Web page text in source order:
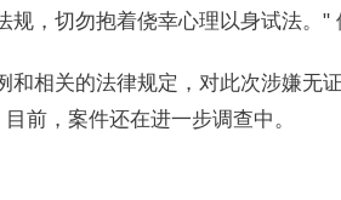
，切勿抱着侥幸心理以身试法。"
和相关的法律规定，对此次涉嫌无
前，案件还在进一步调查中。